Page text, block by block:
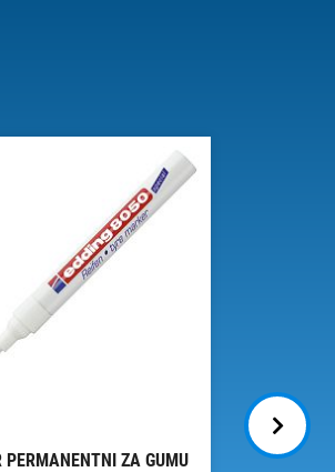
PERMANENTNI ZA GUMU
MARKER